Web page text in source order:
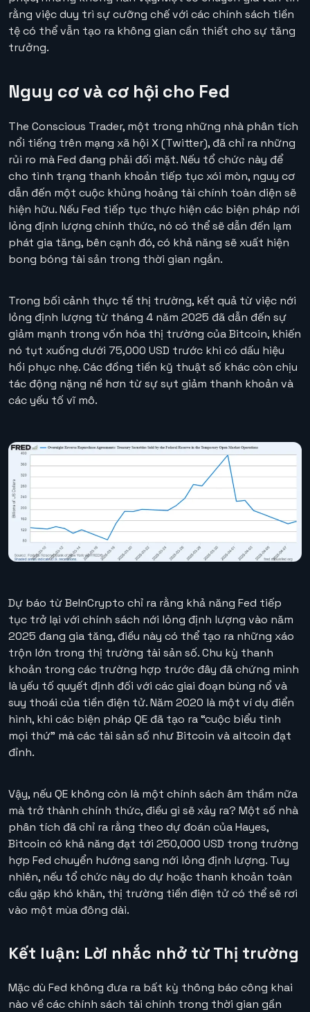
rằng việc duy trì sự cưỡng chế với các chính sách tiền
tệ có thể vẫn tạo ra không gian cần thiết cho sự tăng
trưởng.
Nguy cơ và cơ hội cho Fed
The Conscious Trader, một trong những nhà phân tích
nổi tiếng trên mạng xã hội X (Twitter), đã chỉ ra những
rủi ro mà Fed đang phải đối mặt. Nếu tổ chức này để
cho tình trạng thanh khoản tiếp tục xói mòn, nguy cơ
dẫn đến một cuộc khủng hoảng tài chính toàn diện sẽ
hiện hữu. Nếu Fed tiếp tục thực hiện các biện pháp nới
lỏng định lượng chính thức, nó có thể sẽ dẫn đến lạm
phát gia tăng, bên cạnh đó, có khả năng sẽ xuất hiện
bong bóng tài sản trong thời gian ngắn.
Trong bối cảnh thực tế thị trường, kết quả từ việc nới
lỏng định lượng từ tháng 4 năm 2025 đã dẫn đến sự
giảm mạnh trong vốn hóa thị trường của Bitcoin, khiến
nó tụt xuống dưới 75,000 USD trước khi có dấu hiệu
hồi phục nhẹ. Các đồng tiền kỹ thuật số khác còn chịu
tác động nặng nề hơn từ sự sụt giảm thanh khoản và
các yếu tố vĩ mô.
Dự báo từ BeInCrypto chỉ ra rằng khả năng Fed tiếp
tục trở lại với chính sách nới lỏng định lượng vào năm
2025 đang gia tăng, điều này có thể tạo ra những xáo
trộn lớn trong thị trường tài sản số. Chu kỳ thanh
khoản trong các trường hợp trước đây đã chứng minh
là yếu tố quyết định đối với các giai đoạn bùng nổ và
suy thoái của tiền điện tử. Năm 2020 là một ví dụ điển
hình, khi các biện pháp QE đã tạo ra “cuộc biểu tình
mọi thứ” mà các tài sản số như Bitcoin và altcoin đạt
đỉnh.
Vậy, nếu QE không còn là một chính sách âm thầm nữa
mà trở thành chính thức, điều gì sẽ xảy ra? Một số nhà
phân tích đã chỉ ra rằng theo dự đoán của Hayes,
Bitcoin có khả năng đạt tới 250,000 USD trong trường
hợp Fed chuyển hướng sang nới lỏng định lượng. Tuy
nhiên, nếu tổ chức này do dự hoặc thanh khoản toàn
cầu gặp khó khăn, thị trường tiền điện tử có thể sẽ rơi
vào một mùa đông dài.
Kết luận: Lời nhắc nhở từ Thị trường
Mặc dù Fed không đưa ra bất kỳ thông báo công khai
nào về các chính sách tài chính trong thời gian gần